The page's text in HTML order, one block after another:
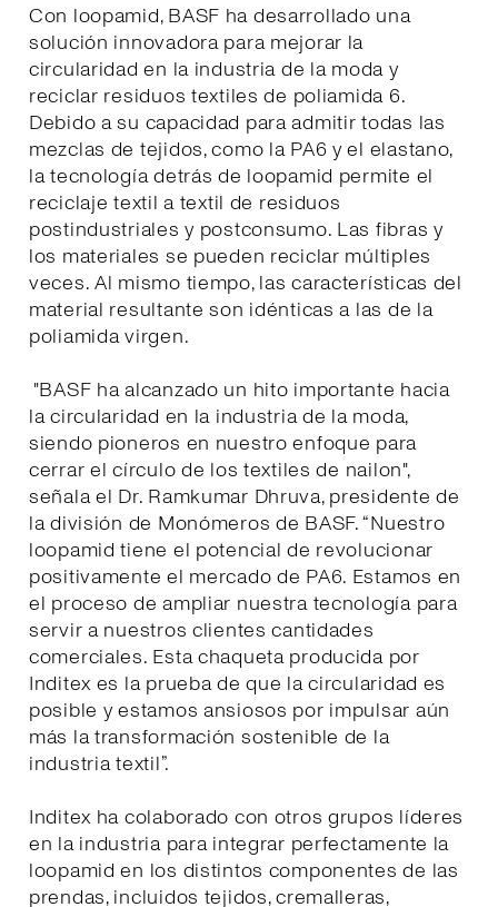
Con loopamid, BASF ha desarrollado una
solución innovadora para mejorar la
circularidad en la industria de la moda y
reciclar residuos textiles de poliamida 6.
Debido a su capacidad para admitir todas las
mezclas de tejidos, como la PA6 y el elastano,
la tecnología detrás de loopamid permite el
reciclaje textil a textil de residuos
postindustriales y postconsumo. Las fibras y
los materiales se pueden reciclar múltiples
veces. Al mismo tiempo, las características del
material resultante son idénticas a las de la
poliamida virgen.
"BASF ha alcanzado un hito importante hacia
la circularidad en la industria de la moda,
siendo pioneros en nuestro enfoque para
cerrar el círculo de los textiles de nailon",
señala el Dr. Ramkumar Dhruva, presidente de
la división de Monómeros de BASF. “Nuestro
loopamid tiene el potencial de revolucionar
positivamente el mercado de PA6. Estamos en
el proceso de ampliar nuestra tecnología para
servir a nuestros clientes cantidades
comerciales. Esta chaqueta producida por
Inditex es la prueba de que la circularidad es
posible y estamos ansiosos por impulsar aún
más la transformación sostenible de la
industria textil”.
Inditex ha colaborado con otros grupos líderes
en la industria para integrar perfectamente la
loopamid en los distintos componentes de las
prendas, incluidos tejidos, cremalleras,